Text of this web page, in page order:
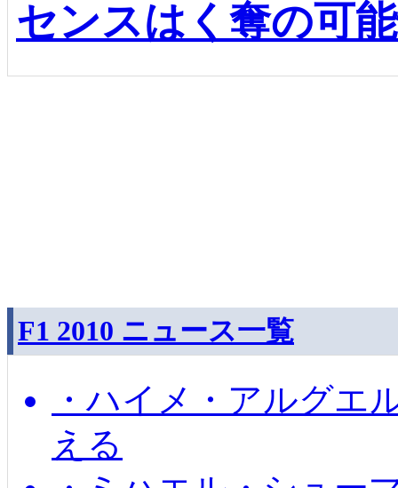
センスはく奪の可
F1 2010 ニュース一覧
・ハイメ・アルグエ
える